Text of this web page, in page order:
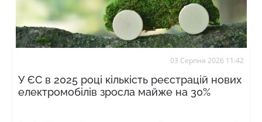
03 Серпня 2026 11:42
У ЄС в 2025 році кількість реєстрацій нових
електромобілів зросла майже на 30%